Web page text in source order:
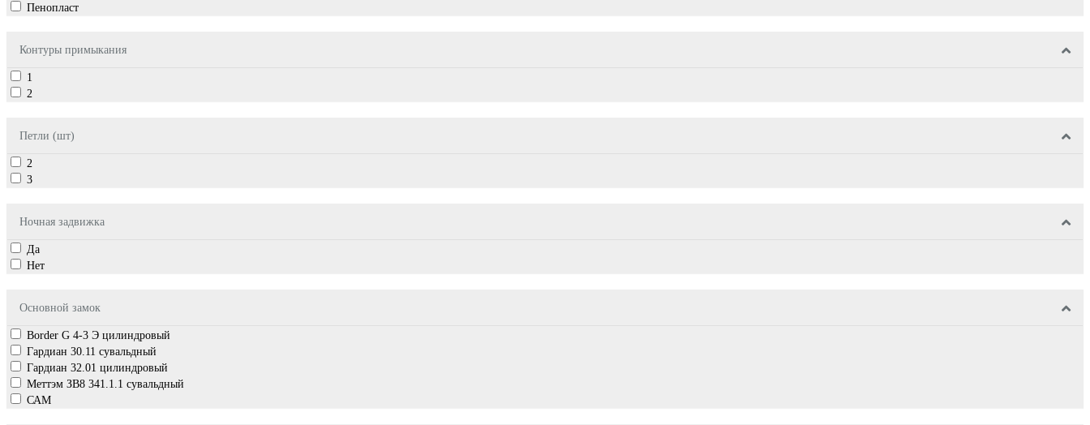
Пенопласт
Контуры примыкания
1
2
Петли (шт)
2
3
Ночная задвижка
Да
Нет
Основной замок
Border G 4-3 Э цилиндровый
Гардиан 30.11 сувальдный
Гардиан 32.01 цилиндровый
Меттэм ЗВ8 341.1.1 cувальдный
САМ